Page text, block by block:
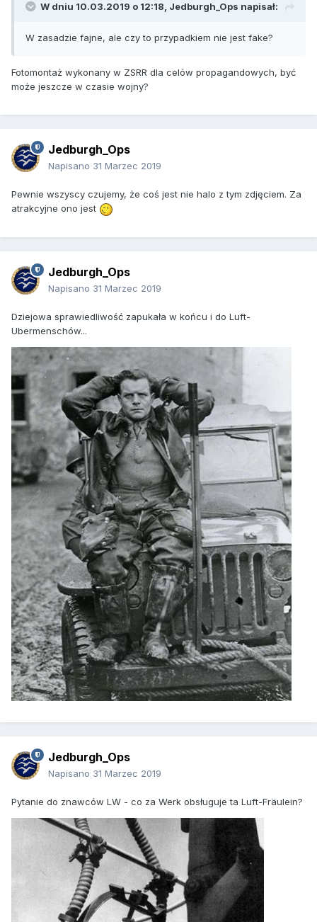
W dniu 10.03.2019 o 12:18, Jedburgh_Ops napisał:
W zasadzie fajne, ale czy to przypadkiem nie jest fake?
Fotomontaż wykonany w ZSRR dla celów propagandowych, być
może jeszcze w czasie wojny?
Jedburgh_Ops
Napisano 31 Marzec 2019
Pewnie wszyscy czujemy, że coś jest nie halo z tym zdjęciem. Za
atrakcyjne ono jest
Jedburgh_Ops
Napisano 31 Marzec 2019
Dziejowa sprawiedliwość zapukała w końcu i do Luft-
Ubermenschów...
Jedburgh_Ops
Napisano 31 Marzec 2019
Pytanie do znawców LW - co za Werk obsługuje ta Luft-Fräulein?